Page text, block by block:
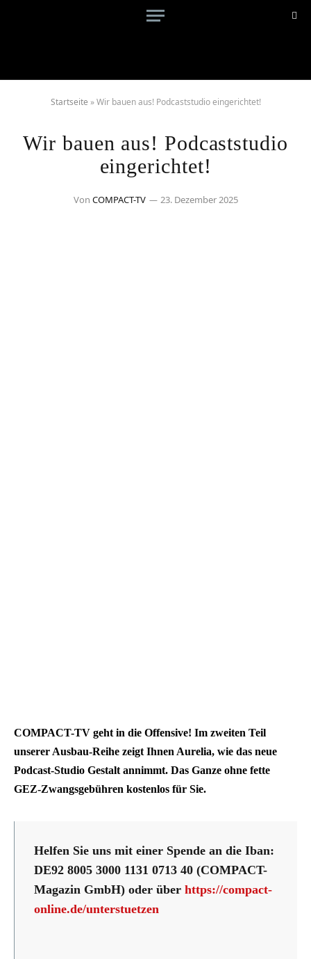
Startseite »Wir bauen aus! Podcaststudio eingerichtet!
Wir bauen aus! Podcaststudio
eingerichtet!
Von COMPACT-TV 23. Dezember 2025
COMPACT-TV geht in die Offensive! Im zweiten Teil
unserer Ausbau-Reihe zeigt Ihnen Aurelia, wie das neue
Podcast-Studio Gestalt annimmt. Das Ganze ohne fette
GEZ-Zwangsgebühren kostenlos für Sie.
Helfen Sie uns mit einer Spende an die Iban:
DE92 8005 3000 1131 0713 40 (COMPACT-
Magazin GmbH) oder über https://compact-
online.de/unterstuetzen